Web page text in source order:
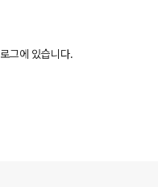
그에 있습니다.